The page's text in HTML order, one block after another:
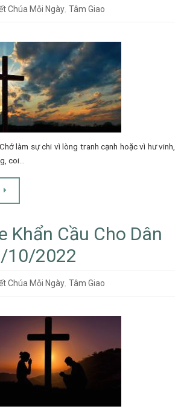
Chúa Mỗi Ngày,Tâm Giao
làm sự chi vì lòng tranh cạnh hoặc vì hư vinh,
coi…
Khẩn Cầu Cho Dân
10/2022
Chúa Mỗi Ngày,Tâm Giao